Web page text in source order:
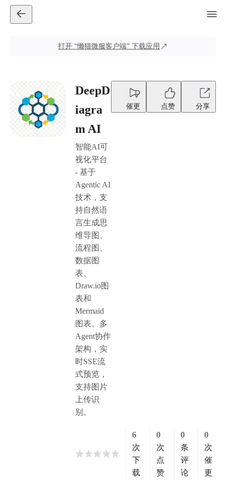
打开 “懒猫微服客户端” 下载应用
DeepD
iagra
m AI
智能AI可
视化平台
- 基于
Agentic AI
技术，支
持自然语
言生成思
维导图、
流程图、
数据图
表、
Draw.io图
表和
Mermaid
图表。多
Agent协作
架构，实
时SSE流
式预览，
支持图片
上传识
别。
催更 点赞 分享
6
次
下
载
0
次
点
赞
0
条
评
论
0
次
催
更